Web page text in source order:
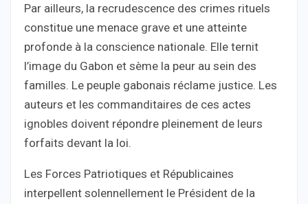
Par ailleurs, la recrudescence des crimes rituels
constitue une menace grave et une atteinte
profonde à la conscience nationale. Elle ternit
l’image du Gabon et sème la peur au sein des
familles. Le peuple gabonais réclame justice. Les
auteurs et les commanditaires de ces actes
ignobles doivent répondre pleinement de leurs
forfaits devant la loi.
Les Forces Patriotiques et Républicaines
interpellent solennellement le Président de la